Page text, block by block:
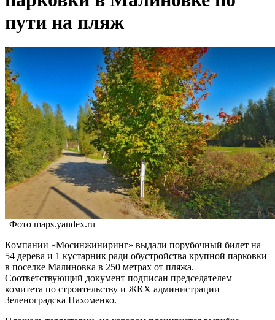
пути на пляж
Фото maps.yandex.ru
Компании «Мосинжиниринг» выдали порубочный билет на
54 дерева и 1 кустарник ради обустройства крупной парковки
в поселке Малиновка в 250 метрах от пляжа.
Соответствующий документ подписан председателем
комитета по строительству и ЖКХ администрации
Зеленоградска Пахоменко.